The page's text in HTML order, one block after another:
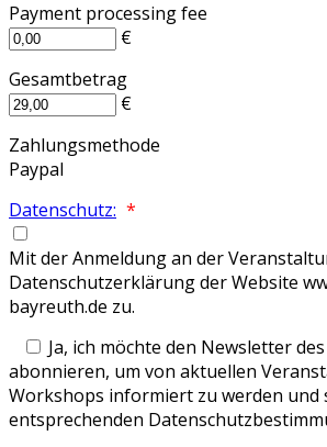
Payment processing fee
€
Gesamtbetrag
€
Zahlungsmethode
Paypal
Datenschutz: *
Mit der Anmeldung an der
Datenschutzerklärung der Website
bayreuth.de zu.
Ja, ich möchte den Newsletter
abonnieren, um von aktuellen
Workshops informiert zu werden und
entsprechenden